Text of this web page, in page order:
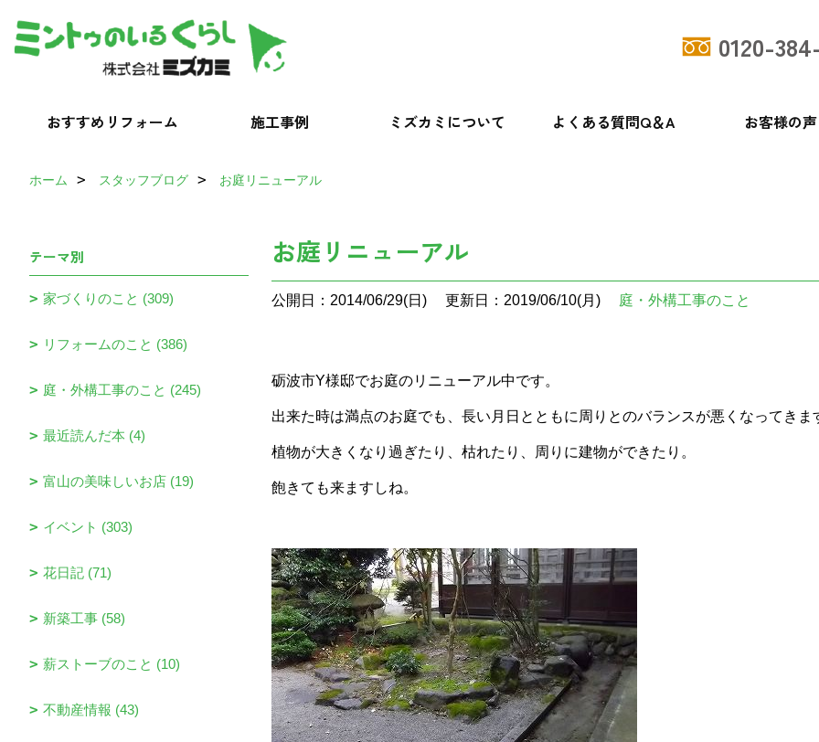
0120-
おすすめリフォーム 施工事例 ミズカミについて よくある質問Q＆A お客様の声
ホーム スタッフブログ お庭リニューアル
お庭リニューアル
公開日：2014/06/29(日) 更新日：2019/06/10(月) 庭・外構工事のこと
砺波市Y様邸でお庭のリニューアル中です。
出来た時は満点のお庭でも、長い月日とともに周りとのバランスが悪くなってきま
植物が大きくなり過ぎたり、枯れたり、周りに建物ができたり。
飽きても来ますしね。
テーマ別
家づくりのこと (309)
リフォームのこと (386)
庭・外構工事のこと (245)
最近読んだ本 (4)
富山の美味しいお店 (19)
イベント (303)
花日記 (71)
新築工事 (58)
薪ストーブのこと (10)
不動産情報 (43)